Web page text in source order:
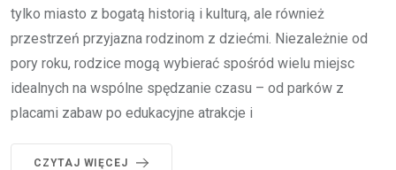
tylko miasto z bogatą historią i kulturą, ale również
przestrzeń przyjazna rodzinom z dziećmi. Niezależnie od
pory roku, rodzice mogą wybierać spośród wielu miejsc
idealnych na wspólne spędzanie czasu – od parków z
placami zabaw po edukacyjne atrakcje i
CZYTAJ WIĘCEJ